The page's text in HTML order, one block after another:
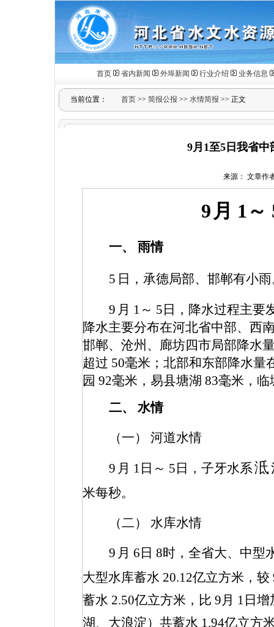
首页 省内新闻 外埠新闻 行业介绍 业务信息
当前位置： 首页 >> 简报公报 >> 水情简报 >> 正文
9月1至5日我省
来源： 文章作
9 月 1～
一、 雨情
5 日，承德局部、邯郸有小
9 月 1 ～ 5 日，降水过程主要
降水主要分布在河北省中部、西
邯郸、沧州、廊坊四市局部降水
超过 50毫米；北部和东部降水量
园 92毫米，易县塘湖 83毫米，
二、 水情
（一） 河道水情
9 月 1 日～ 5 日，子牙水系泜
米每秒。
（二） 水库水情
9 月 6 日 8时，全省大、中型
大型水库蓄水 20.12亿立方米，较
蓄水 2.50亿立方米，比 9月 1 日
湖、大浪淀）共蓄水 1.94亿立方